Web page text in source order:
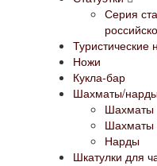
Серия
Туристические
Ножи
Кукла-бар
Шахматы/
Шахматы
Шахматы
Нарды
Шкатулки для